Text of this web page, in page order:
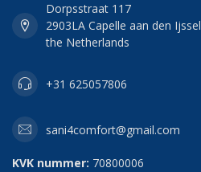
Dorpsstraat 117
2903LA Capelle aan den Ijssel
the Netherlands
+31 625057806
sani4comfort@gmail.com
KVK nummer: 70800006